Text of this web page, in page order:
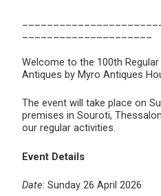
Welcome to the 100th
Antiques by Myro Antiques
The event will take place on
premises in Souroti,
our regular activities.
Event Details
Date: Sunday 26 April 2026